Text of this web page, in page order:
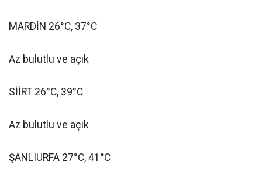
MARDİN 26°C, 37°C
Az bulutlu ve açık
SİİRT 26°C, 39°C
Az bulutlu ve açık
ŞANLIURFA 27°C, 41°C